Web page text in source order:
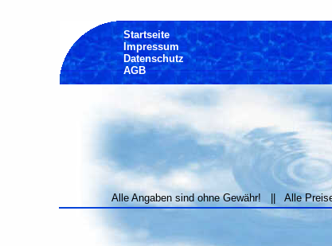
Startseite
Impressum
Datenschutz
AGB
Alle Angaben sind ohne Gewähr! || Alle